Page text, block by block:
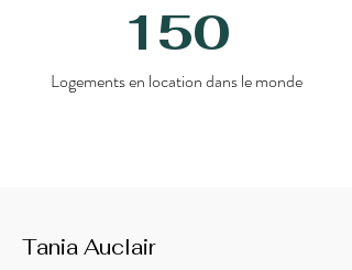
150
Logements en location dans le monde
Tania Auclair